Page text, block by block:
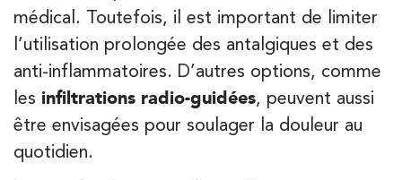
médical. Toutefois, il est important de limiter
l’utilisation prolongée des antalgiques et des
anti-inflammatoires. D’autres options, comme
les infiltrations radio-guidées, peuvent aussi
être envisagées pour soulager la douleur au
quotidien.
PRENEZ RDV SUR
IK Paris 7 Saint Germain
Kinésithérapie